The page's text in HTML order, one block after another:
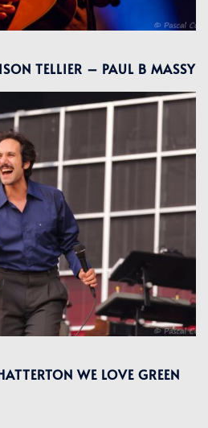
TELLIER – PAUL B MASSY
WE LOVE GREEN